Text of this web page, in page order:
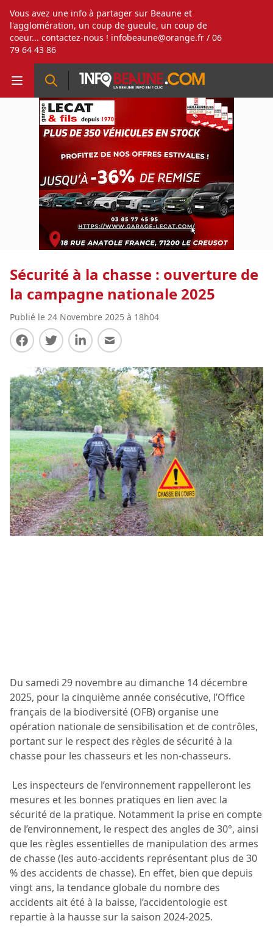
Vous avez une info à partager sur Beaune et
l'agglomération, un coup de gueule, un coup de
coeur... contactez-nous ! infobeaune@orange.fr / 06
79 64 43 86
Sécurité à la chasse : ouverture de
la campagne nationale 2025
Publié le 24 Novembre 2025 à 18h04
Partager sur Facebook
Partager sur Twitter
Partager sur LinkedIn
Partager par E-mail
Du samedi 29 novembre au dimanche 14 décembre
2025, pour la cinquième année consécutive, l’Office
français de la biodiversité (OFB) organise une
opération nationale de sensibilisation et de contrôles,
portant sur le respect des règles de sécurité à la
chasse pour les chasseurs et les non-chasseurs.
Les inspecteurs de l’environnement rappelleront les
mesures et les bonnes pratiques en lien avec la
sécurité de la pratique. Notamment la prise en compte
de l’environnement, le respect des angles de 30°, ainsi
que les règles essentielles de manipulation des armes
de chasse (les auto-accidents représentant plus de 30
% des accidents de chasse). En effet, bien que depuis
vingt ans, la tendance globale du nombre des
accidents ait été à la baisse, l’accidentologie est
repartie à la hausse sur la saison 2024-2025.